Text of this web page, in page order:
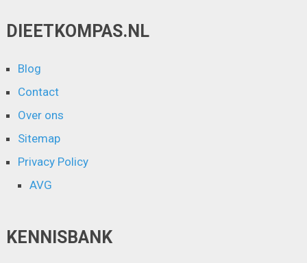
DIEETKOMPAS.NL
Blog
Contact
Over ons
Sitemap
Privacy Policy
AVG
KENNISBANK